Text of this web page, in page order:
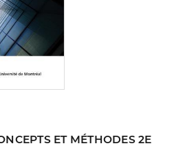
ET MÉTHODES 2E